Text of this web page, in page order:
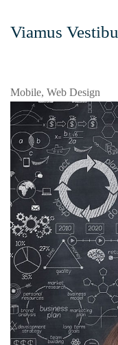
Viamus Vestibu
Mobile, Web Design